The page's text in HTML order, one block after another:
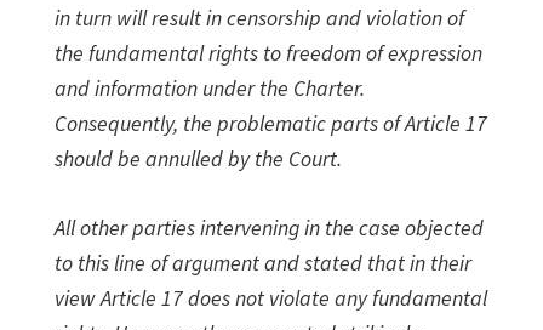
in turn will result in censorship and violation of
the fundamental rights to freedom of expression
and information under the Charter.
Consequently, the problematic parts of Article 17
should be annulled by the Court.
All other parties intervening in the case objected
to this line of argument and stated that in their
view Article 17 does not violate any fundamental